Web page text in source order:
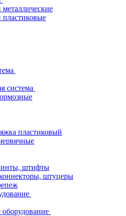
металлические
пластиковые
система
пластиковый
штифты
штуцеры
оборудование